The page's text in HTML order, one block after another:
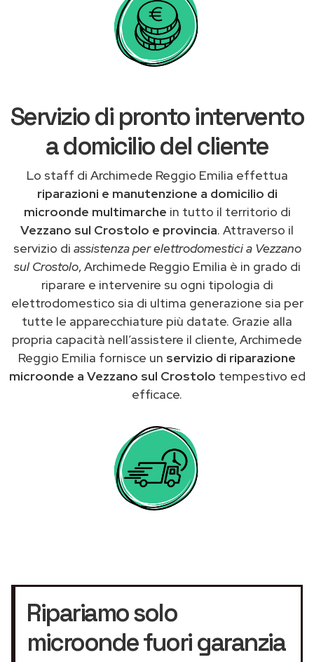
Servizio di pronto intervento
a domicilio del cliente
Lo staff di Archimede Reggio Emilia effettua
riparazioni e manutenzione a domicilio di
microonde multimarche in tutto il territorio di
Vezzano sul Crostolo e provincia. Attraverso il
servizio di assistenza per elettrodomestici a Vezzano
sul Crostolo, Archimede Reggio Emilia è in grado di
riparare e intervenire su ogni tipologia di
elettrodomestico sia di ultima generazione sia per
tutte le apparecchiature più datate. Grazie alla
propria capacità nell’assistere il cliente, Archimede
Reggio Emilia fornisce un servizio di riparazione
microonde a Vezzano sul Crostolo tempestivo ed
efficace.
Ripariamo solo
microonde fuori garanzia